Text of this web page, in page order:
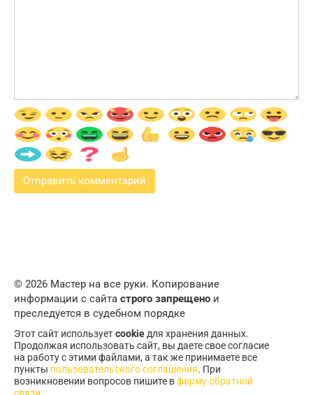
© 2026 Мастер на все руки. Копирование
информации с сайта строго запрещено и
преследуется в судебном порядке
Этот сайт используетcookieдля хранения данных.
Продолжая использовать сайт, вы даете свое согласие
на работу с этими файлами, а так же принимаете все
пункты пользовательского соглашения. При
возникновении вопросов пишите вформу обратной